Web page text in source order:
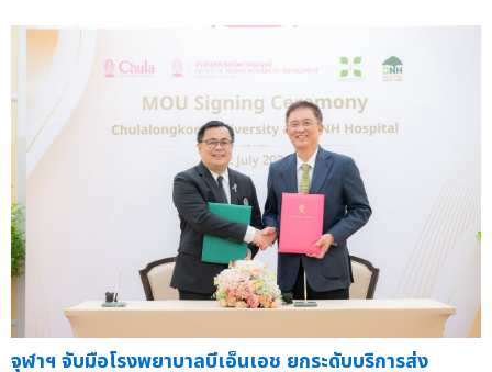
จุฬาฯ จับมือโรงพยาบาลบีเอ็นเอช ยกระดับบริการส่ง